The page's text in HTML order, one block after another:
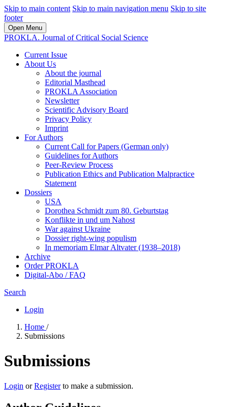
Skip to main content Skip to main navigation menu Skip to site
footer
Open Menu
PROKLA. Journal of Critical Social Science
Current Issue
About Us
About the journal
Editorial Masthead
PROKLA Association
Newsletter
Scientific Advisory Board
Privacy Policy
Imprint
For Authors
Current Call for Papers (German only)
Guidelines for Authors
Peer-Review Process
Publication Ethics and Publication Malpractice
Statement
Dossiers
USA
Dorothea Schmidt zum 80. Geburtstag
Konflikte in und um Nahost
War against Ukraine
Dossier right-wing populism
In me­mo­ri­am Elmar Altvater (1938–2018)
Archive
Order PROKLA
Digital-Abo / FAQ
Search
Login
Home /
Submissions
Submissions
Login orRegisterto make a submission.